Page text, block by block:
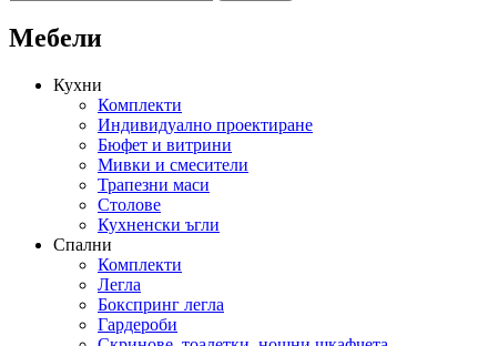
за:
Мебели
Кухни
Комплекти
Индивидуално проектиране
Бюфет и витрини
Мивки и смесители
Трапезни маси
Столове
Кухненски ъгли
Спални
Комплекти
Легла
Бокспринг легла
Гардероби